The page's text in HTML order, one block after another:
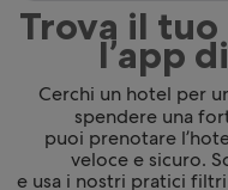
Trova il
l’app
Cerchi un hotel per
spendere una
puoi prenotare
veloce e sicuro.
e usa i nostri pratici